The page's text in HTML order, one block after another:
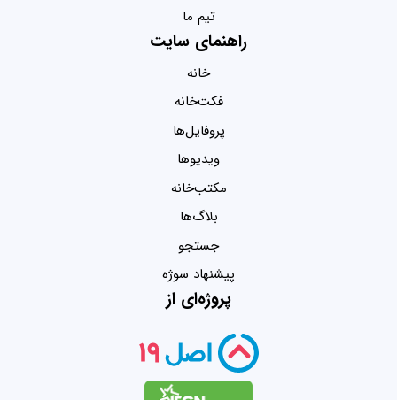
تیم ما
راهنمای سایت
خانه
فکت‌خانه
پروفایل‌ها
ویدیو‌ها
مکتب‌خانه
بلاگ‌ها
جستجو
پیشنهاد سوژه
پروژه‌ای از